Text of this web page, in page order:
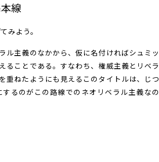
線
みよう。
主義のなかから、仮に名付ければシュミッ
ることである。すなわち、権威主義とリベラ
重ねたようにも見えるこのタイトルは、じつ
るのがこの路線でのネオリベラル主義なの